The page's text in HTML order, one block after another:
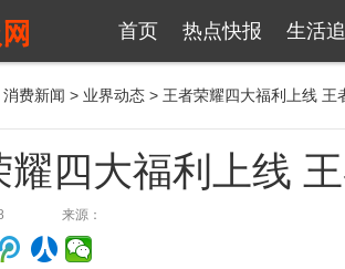
首页 热点快报 生活
消费新闻 > 业界动态 > 王者荣耀四大福利上线 王
耀四大福利上线
来源：